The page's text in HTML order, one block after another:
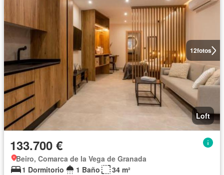
12fotos
Loft
133.700 €
Beiro, Comarca de la Vega de Granada
1 Dormitorio
1 Baño
34 m²